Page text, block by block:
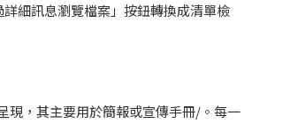
細訊息瀏覽檔案」按鈕轉換成清單檢
現，其主要用於簡報或宣傳手冊/。每一